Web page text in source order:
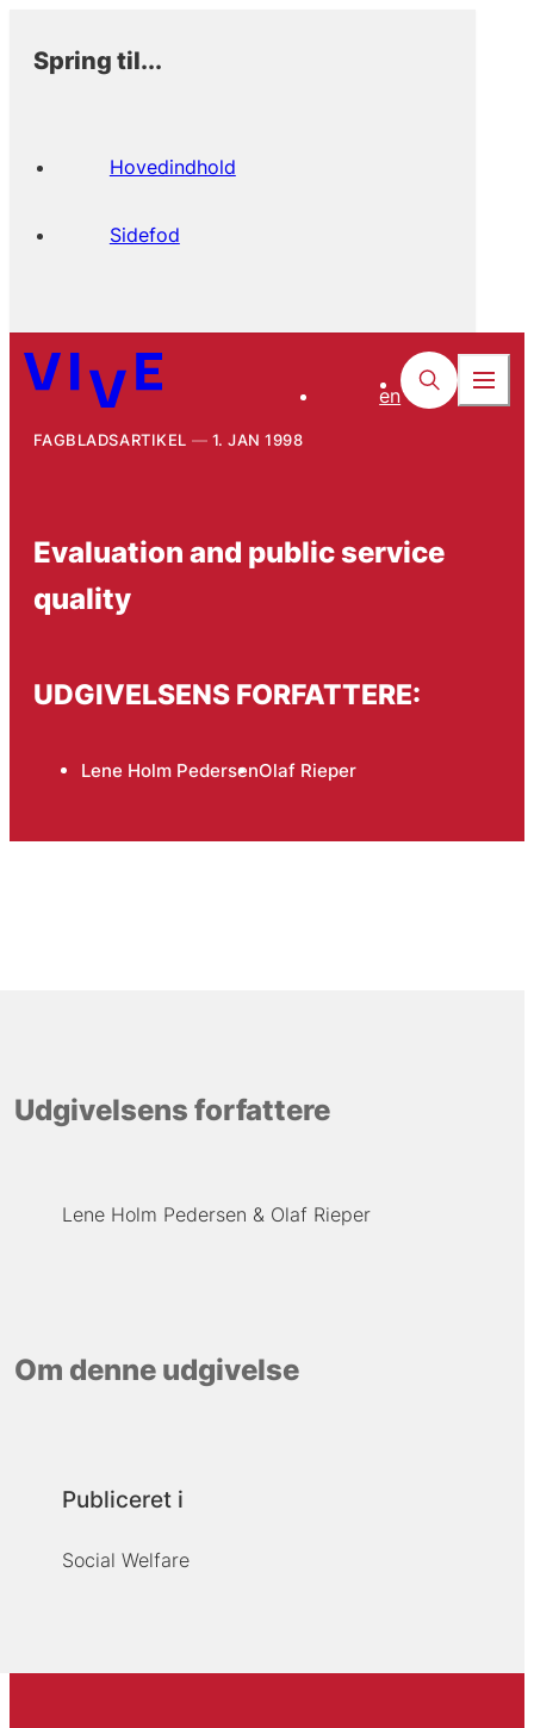
Spring til...
Hovedindhold
Sidefod
en
FAGBLADSARTIKEL 1. JAN 1998
Evaluation and public service
quality
UDGIVELSENS FORFATTERE:
Lene Holm PedersenOlaf Rieper
Udgivelsens forfattere
Lene Holm Pedersen Olaf Rieper
Om denne udgivelse
Publiceret i
Social Welfare